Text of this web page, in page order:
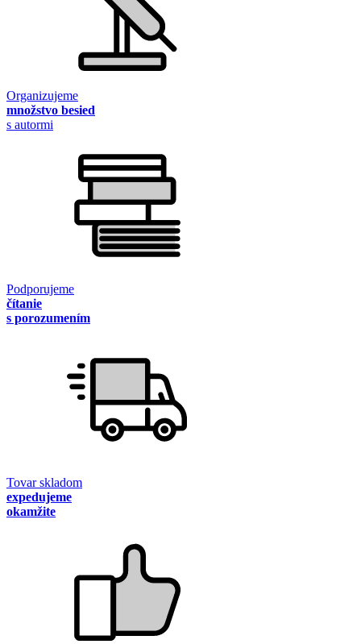
Organizujeme
množstvo besied
s autormi
Podporujeme
čítanie
s porozumením
Tovar skladom
expedujeme
okamžite